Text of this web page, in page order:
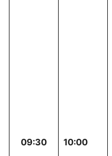
09:30 10:00